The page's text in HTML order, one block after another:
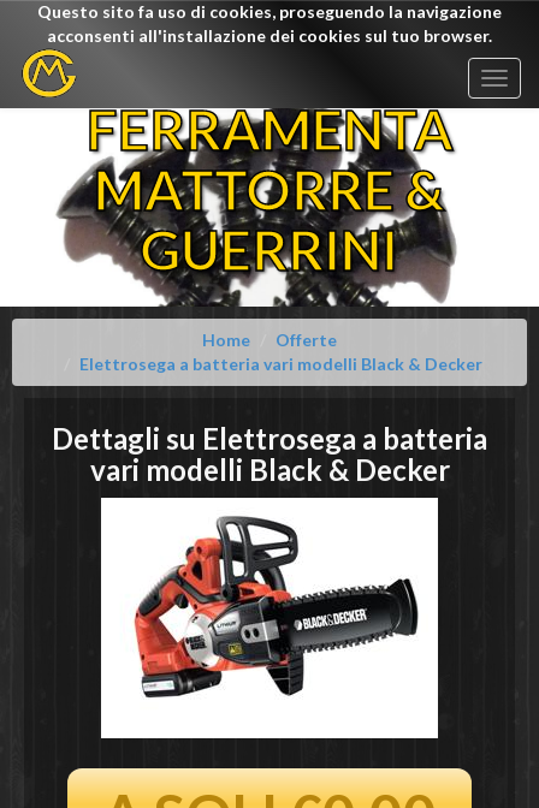
Questo sito fa uso di cookies, proseguendo la navigazione
acconsenti all'installazione dei cookies sul tuo browser.
FERRAMENTA
MATTORRE &
GUERRINI
Home
Offerte
Elettrosega a batteria vari modelli Black & Decker
Dettagli su Elettrosega a batteria
vari modelli Black & Decker